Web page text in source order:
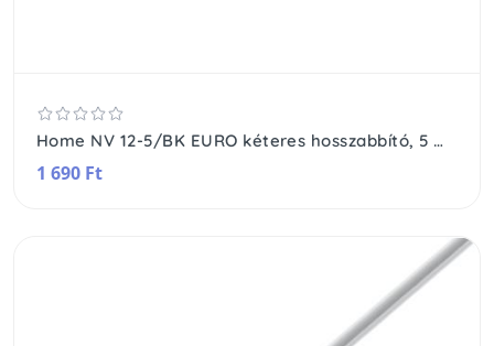
Home NV 12-5/BK EURO kéteres hosszabbító, 5 m, H03VVH2-F 2x0,75 mm2 kábel, 250V~/2,5A/max.575W, fekete színű
1 690 Ft